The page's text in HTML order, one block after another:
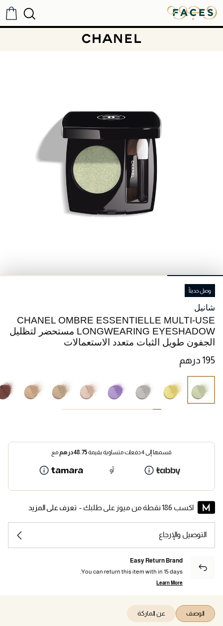
وصل حديثاً
شانيل
CHANEL OMBRE ESSENTIELLE MULTI-USE
LONGWEARING EYESHADOW مستحضر لتظليل
الجفون طويل الثبات متعدد الاستعمالات
قسمها إلى 4 دفعات متساوية بقيمة 48.75درهممع
أو
اكسب 186 نقطة من ميوز على طلبك - تعرف على المزيد
التوصيل والإرجاع
Easy Return Brand
You can return this item with in 15 days.
Learn More
الوصف عن الماركة